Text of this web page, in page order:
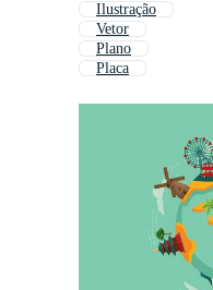
Ilustração
Vetor
Plano
Placa